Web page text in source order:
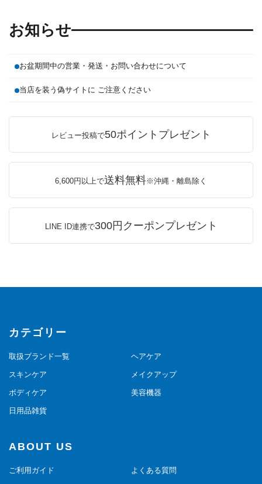
お知らせ
お盆期間中の営業・発送・お問い合わせについて
当店を装う偽サイトに ご注意ください
レビュー投稿で50ポイントプレゼント
6,600円以上で送料無料※沖縄・離島除く
LINE ID連携で300円クーポンプレゼント
カテゴリー
取扱ブランド一覧 ヘアケア
スキンケア メイクアップ
ボディケア 美容機器
日用品雑貨
ABOUT US
ご利用ガイド よくある質問